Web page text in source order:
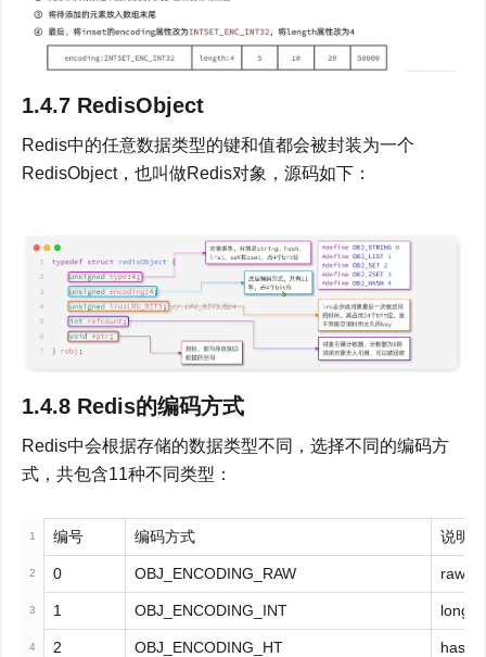
1.4.7 RedisObject
Redis中的任意数据类型的键和值都会被封装为一个
RedisObject，也叫做Redis对象，源码如下：
1.4.8 Redis的编码方式
Redis中会根据存储的数据类型不同，选择不同的编码方
式，共包含11种不同类型：
1
2
3
4
编号 编码方式 说明
0 OBJ_ENCODING_RAW raw编
1 OBJ_ENCODING_INT long
2 OBJ_ENCODING_HT hash